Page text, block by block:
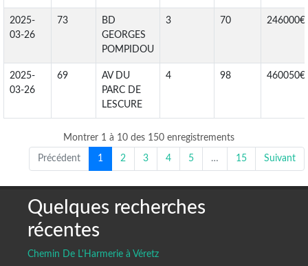
2025-
03-26
73
BD
GEORGES
POMPIDOU
3 70 246000€
2025-
03-26
69
AV DU
PARC DE
LESCURE
4 98 460050€
Montrer 1 à 10 des 150 enregistrements
Précédent 1 2 3 4 5 … 15 Suivant
Quelques recherches
récentes
Chemin De L'Harmerie à Véretz